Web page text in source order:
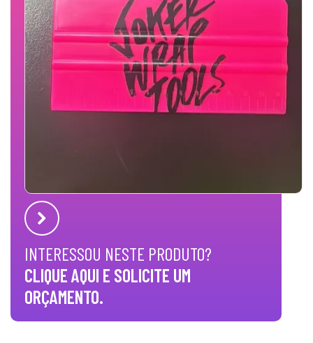
INTERESSOU NESTE PRODUTO?
CLIQUE AQUI E SOLICITE UM
ORÇAMENTO.